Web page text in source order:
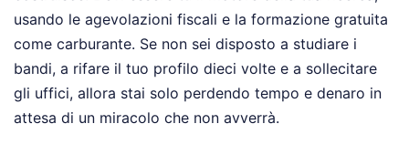
usando le agevolazioni fiscali e la formazione gratuita
come carburante. Se non sei disposto a studiare i
bandi, a rifare il tuo profilo dieci volte e a sollecitare
gli uffici, allora stai solo perdendo tempo e denaro in
attesa di un miracolo che non avverrà.